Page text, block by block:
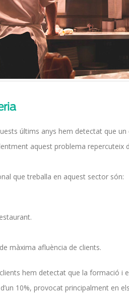
últims anys hem detectat que
aquest problema
que treballa en aquest sector són:
màxima afluència de clients.
hem detectat que la formació i
10%, provocat principalment en